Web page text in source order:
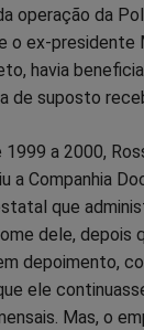
operação da
o ex-presidente
havia
de suposto
1999 a 2000,
a Companhia
que
dele, depois
depoimento,
ele
Mas, o